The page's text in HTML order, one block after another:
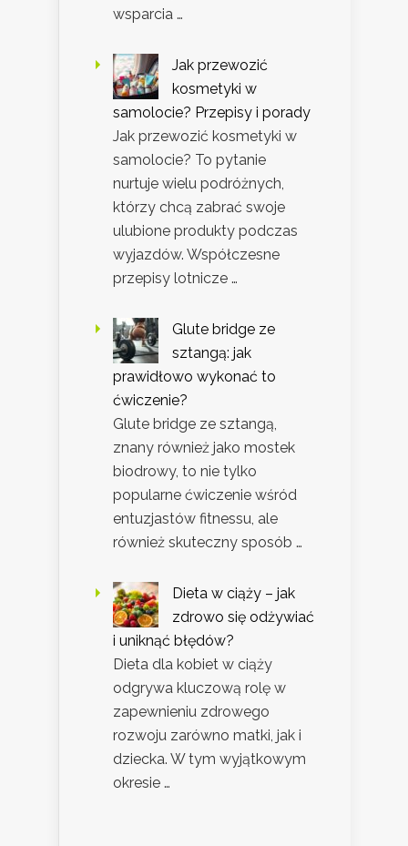
wsparcia …
Jak przewozić
kosmetyki w
samolocie? Przepisy i porady
Jak przewozić kosmetyki w
samolocie? To pytanie
nurtuje wielu podróżnych,
którzy chcą zabrać swoje
ulubione produkty podczas
wyjazdów. Współczesne
przepisy lotnicze …
Glute bridge ze
sztangą: jak
prawidłowo wykonać to
ćwiczenie?
Glute bridge ze sztangą,
znany również jako mostek
biodrowy, to nie tylko
popularne ćwiczenie wśród
entuzjastów fitnessu, ale
również skuteczny sposób …
Dieta w ciąży – jak
zdrowo się odżywiać
i uniknąć błędów?
Dieta dla kobiet w ciąży
odgrywa kluczową rolę w
zapewnieniu zdrowego
rozwoju zarówno matki, jak i
dziecka. W tym wyjątkowym
okresie …